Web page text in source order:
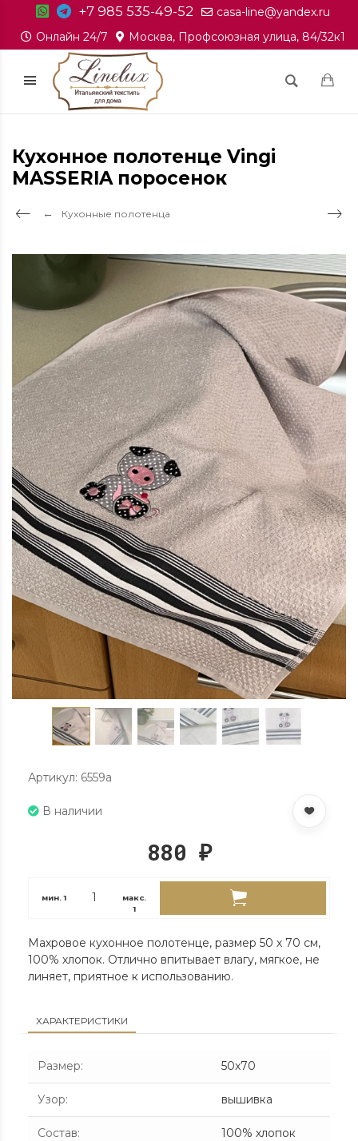
+7 985 535-49-52
casa-line@yandex.ru
Онлайн 24/7
Москва, Профсоюзная улица, 84/32к1
Кухонное полотенце Vingi
MASSERIA поросенок
Кухонные полотенца
Артикул: 6559a
В наличии
880 ₽
мин.1
макс.
1
Махровое кухонное полотенце, размер 50 х 70 см,
100% хлопок. Отлично впитывает влагу, мягкое, не
линяет, приятное к использованию.
ХАРАКТЕРИСТИКИ
Размер: 50x70
Узор: вышивка
Состав: 100% хлопок